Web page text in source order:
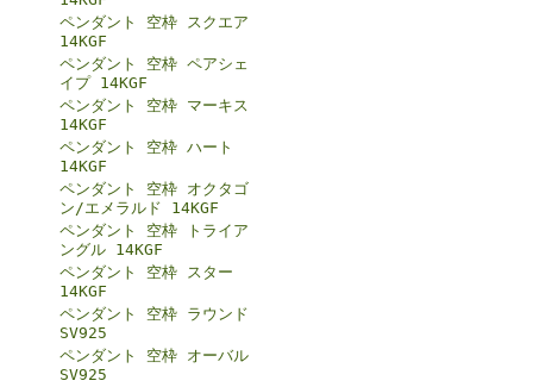
ペンダント 空枠 スクエア
14KGF
ペンダント 空枠 ペアシェ
イプ 14KGF
ペンダント 空枠 マーキス
14KGF
ペンダント 空枠 ハート
14KGF
ペンダント 空枠 オクタゴ
ン/エメラルド 14KGF
ペンダント 空枠 トライア
ングル 14KGF
ペンダント 空枠 スター
14KGF
ペンダント 空枠 ラウンド
SV925
ペンダント 空枠 オーバル
SV925